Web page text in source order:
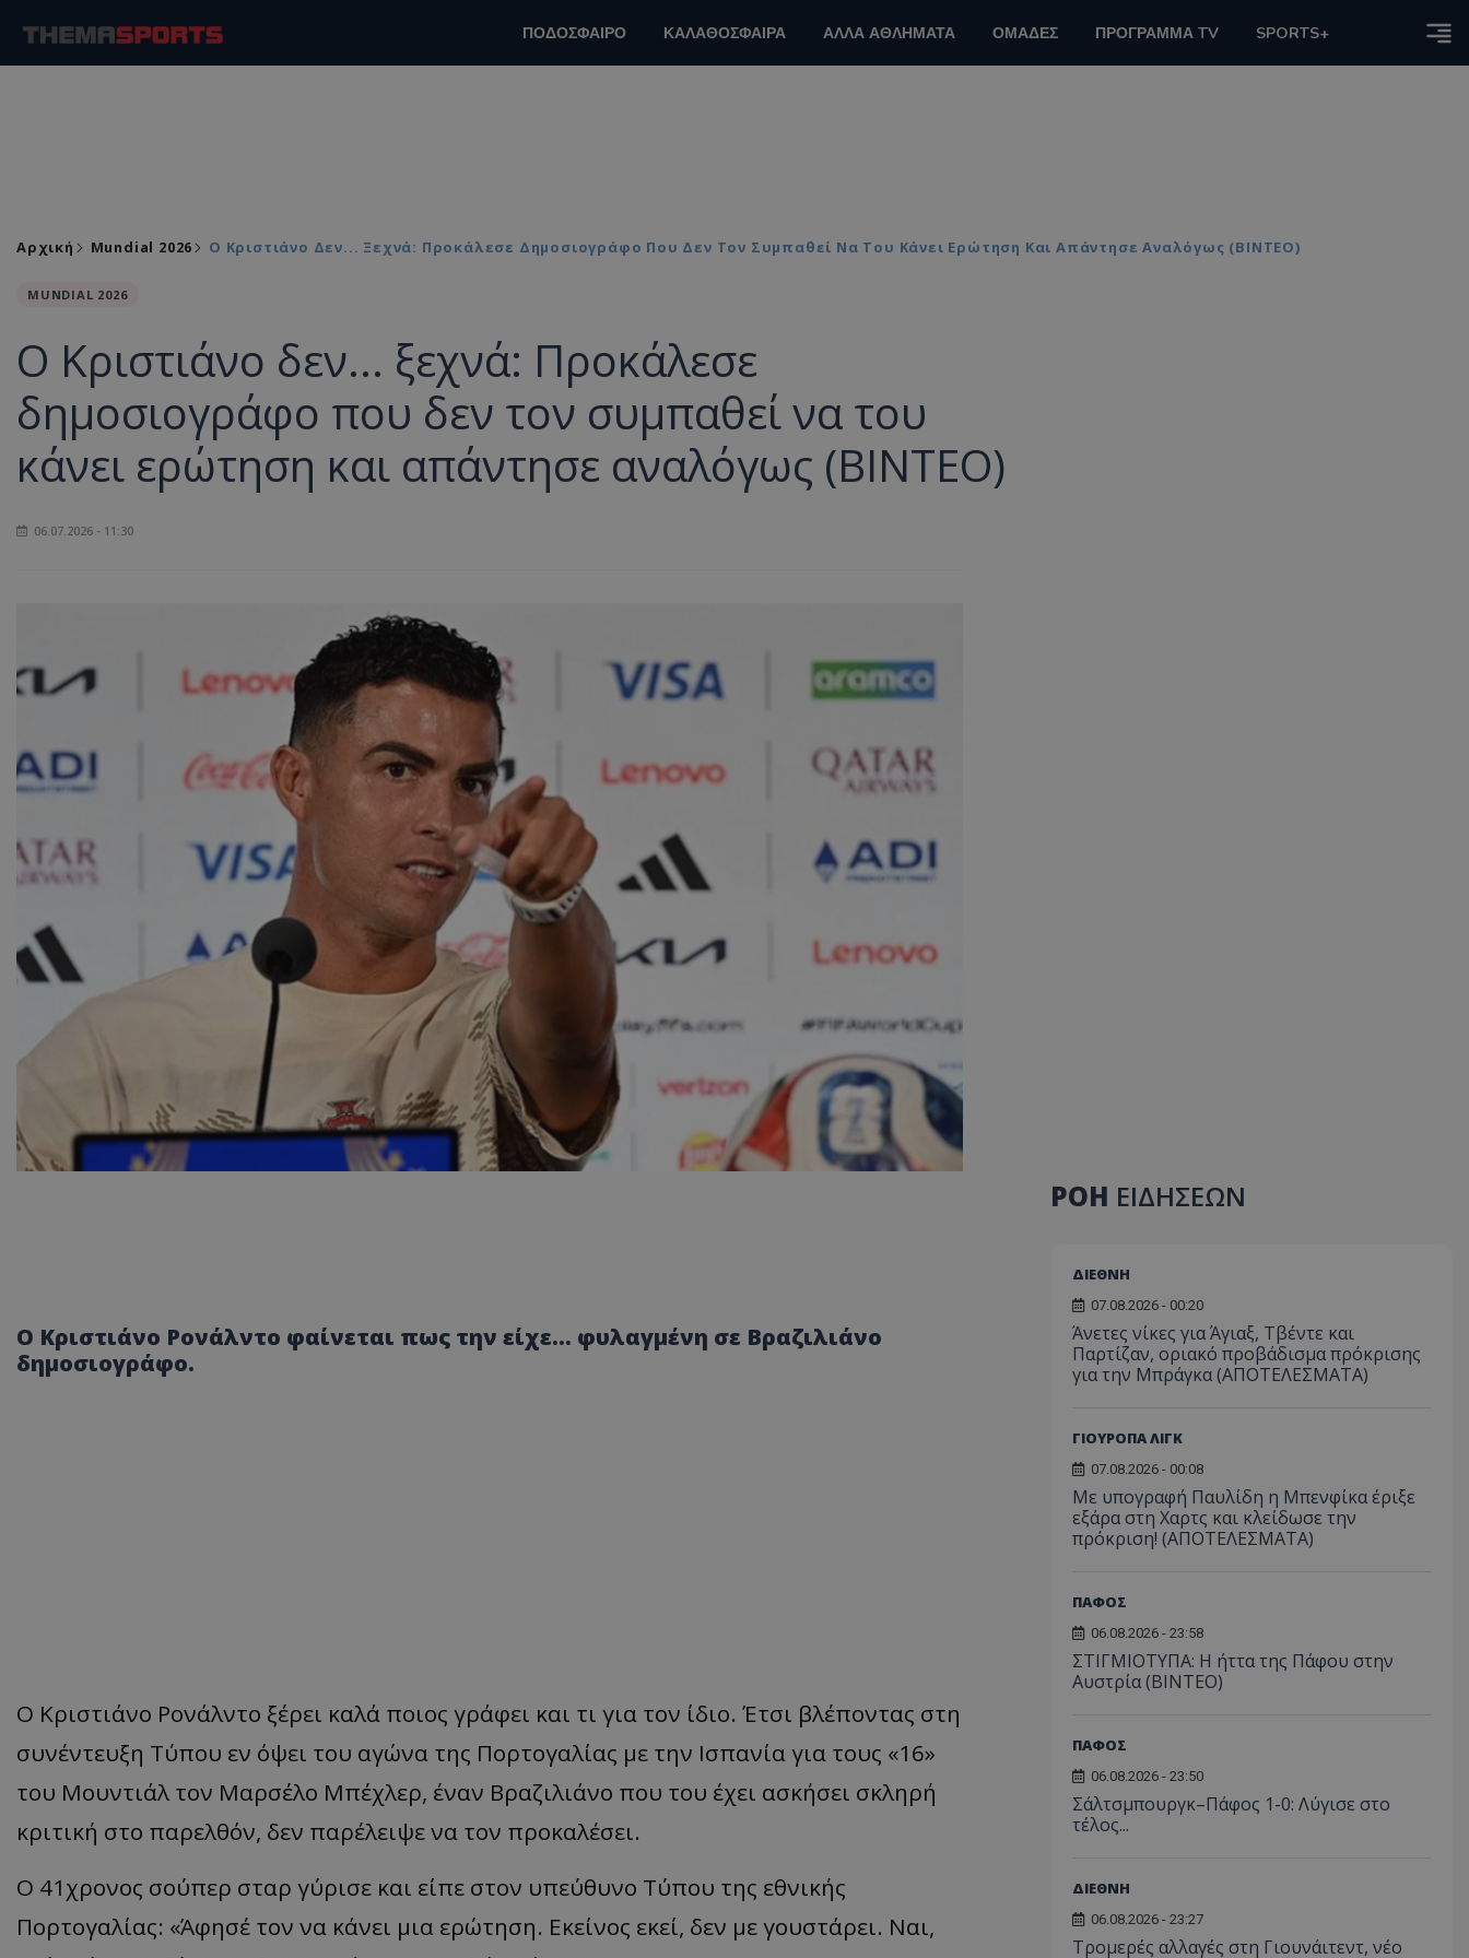
ΠΟΔΟΣΦΑΙΡΟ ΚΑΛΑΘΟΣΦΑΙΡΑ ΑΛΛΑ ΑΘΛΗΜΑΤΑ ΟΜΑΔΕΣ ΠΡΟΓΡΑΜΜΑ TV SPORTS+
Αρχική Mundial 2026 Ο Κριστιάνο Δεν... Ξεχνά: Προκάλεσε Δημοσιογράφο Που Δεν Τον Συμπαθεί Να Του Κάνει Ερώτηση Και Απάντησε Αναλόγως (ΒΙΝΤΕΟ)
MUNDIAL 2026
Ο Κριστιάνο δεν... ξεχνά: Προκάλεσε
δημοσιογράφο που δεν τον συμπαθεί να του
κάνει ερώτηση και απάντησε αναλόγως (ΒΙΝΤΕΟ)
06.07.2026 - 11:30
Ο Κριστιάνο Ρονάλντο φαίνεται πως την είχε... φυλαγμένη σε Βραζιλιάνο
δημοσιογράφο.
Ο Κριστιάνο Ρονάλντο ξέρει καλά ποιος γράφει και τι για τον ίδιο. Έτσι βλέποντας στη
συνέντευξη Τύπου εν όψει του αγώνα της Πορτογαλίας με την Ισπανία για τους «16»
του Μουντιάλ τον Μαρσέλο Μπέχλερ, έναν Βραζιλιάνο που του έχει ασκήσει σκληρή
κριτική στο παρελθόν, δεν παρέλειψε να τον προκαλέσει.
Ο 41χρονος σούπερ σταρ γύρισε και είπε στον υπεύθυνο Τύπου της εθνικής
Πορτογαλίας: «Άφησέ τον να κάνει μια ερώτηση. Εκείνος εκεί, δεν με γουστάρει. Ναι,
ΡΟΗ ΕΙΔΗΣΕΩΝ
ΔΙΕΘΝΗ
07.08.2026 - 00:20
Άνετες νίκες για Άγιαξ, Τβέντε και
Παρτίζαν, οριακό προβάδισμα πρόκρισης
για την Μπράγκα (ΑΠΟΤΕΛΕΣΜΑΤΑ)
ΓΙΟΥΡΟΠΑ ΛΙΓΚ
07.08.2026 - 00:08
Με υπογραφή Παυλίδη η Μπενφίκα έριξε
εξάρα στη Χαρτς και κλείδωσε την
πρόκριση! (ΑΠΟΤΕΛΕΣΜΑΤΑ)
ΠΑΦΟΣ
06.08.2026 - 23:58
ΣΤΙΓΜΙΟΤΥΠΑ: Η ήττα της Πάφου στην
Αυστρία (ΒΙΝΤΕΟ)
ΠΑΦΟΣ
06.08.2026 - 23:50
Σάλτσμπουργκ–Πάφος 1-0: Λύγισε στο
τέλος...
ΔΙΕΘΝΗ
06.08.2026 - 23:27
Τρομερές αλλαγές στη Γιουνάιτεντ, νέο